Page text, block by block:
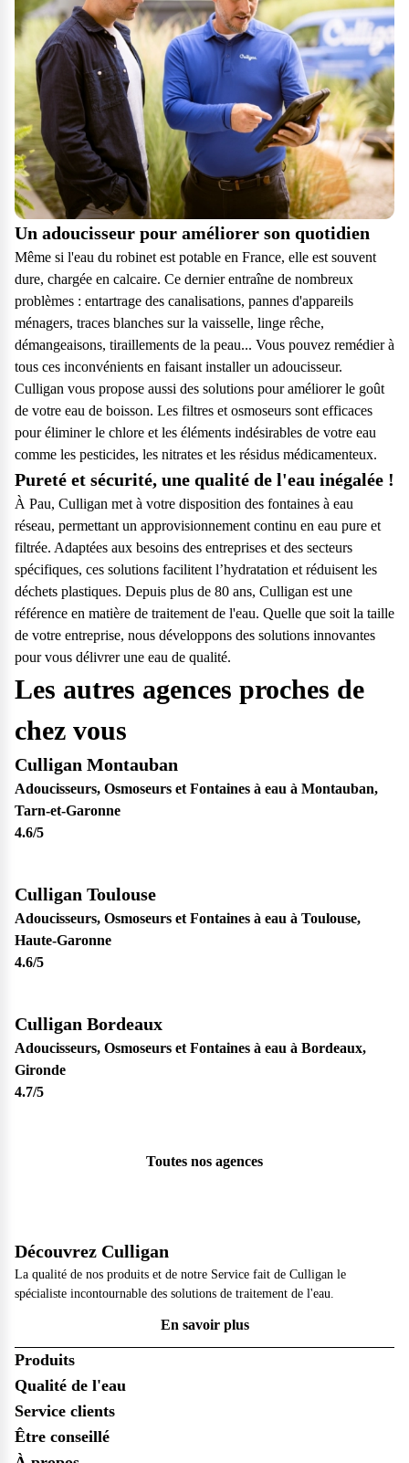
Un adoucisseur pour améliorer son quotidien
Même si l'eau du robinet est potable en France, elle est souvent
dure, chargée en calcaire. Ce dernier entraîne de nombreux
problèmes : entartrage des canalisations, pannes d'appareils
ménagers, traces blanches sur la vaisselle, linge rêche,
démangeaisons, tiraillements de la peau... Vous pouvez remédier à
tous ces inconvénients en faisant installer un adoucisseur.
Culligan vous propose aussi des solutions pour améliorer le goût
de votre eau de boisson. Les filtres et osmoseurs sont efficaces
pour éliminer le chlore et les éléments indésirables de votre eau
comme les pesticides, les nitrates et les résidus médicamenteux.
Pureté et sécurité, une qualité de l'eau inégalée !
À Pau, Culligan met à votre disposition des fontaines à eau
réseau, permettant un approvisionnement continu en eau pure et
filtrée. Adaptées aux besoins des entreprises et des secteurs
spécifiques, ces solutions facilitent l’hydratation et réduisent les
déchets plastiques. Depuis plus de 80 ans, Culligan est une
référence en matière de traitement de l'eau. Quelle que soit la taille
de votre entreprise, nous développons des solutions innovantes
pour vous délivrer une eau de qualité.
Les autres agences proches de
chez vous
Culligan Montauban
Adoucisseurs, Osmoseurs et Fontaines à eau à Montauban,
Tarn-et-Garonne
4.6/5
Culligan Toulouse
Adoucisseurs, Osmoseurs et Fontaines à eau à Toulouse,
Haute-Garonne
4.6/5
Culligan Bordeaux
Adoucisseurs, Osmoseurs et Fontaines à eau à Bordeaux,
Gironde
4.7/5
Toutes nos agences
Découvrez Culligan
La qualité de nos produits et de notre Service fait de Culligan le
spécialiste incontournable des solutions de traitement de l'eau.
En savoir plus
Produits
Qualité de l'eau
Service clients
Être conseillé